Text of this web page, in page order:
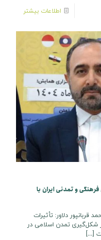
اطلاعات بیشتر
و تمدنی ایران با
دلاور: تأثیرات
شکل‌گیری تمدن اسلامی در
[…]